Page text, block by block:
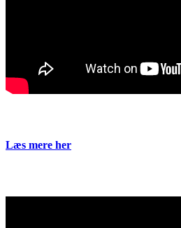
Læs mere her